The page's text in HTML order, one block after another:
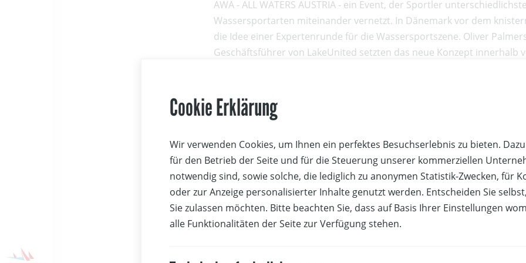
AWA - ALL WATERS AUSTRIA - ein Event, der Sportler
Wassersportarten miteinander vernetzt. In Dänemark vor dem
die Idee einer Expertenrunde für die Wassersportszene. Oliver
Geschäftsführer von LakeUnited setzten das neue Konzept innerhalb
Ziel ist es, Wassersportler aus den verschiedensten Bereiche - Segeln,
einen regen Austausch zueinander zu bringen. Bei der ersten
gleich sieben Expertinnen und Experten der Wassersportszene am
Wochenende für abwechslungsreiches Programm. Lorena Abicht
emotionalen Einblick in die Welt des 49er FX-Segelns und die
wesentlichen Beitrag bei. Karl-Heinz Kristen ging in einem auf
Verletzungsverhütung auch auf den Jugendsegelsport ein, womit er
Bedürfnisse sämtlicher Wassersportler abgriff. Über 80 Interessierte
Cookie Erklärung
Wir verwenden Cookies, um Ihnen ein perfektes Besuchserlebnis zu bieten.
für den Betrieb der Seite und für die Steuerung unserer kommerziellen
notwendig sind, sowie solche, die lediglich zu anonymen Statistik-Zwecken, für
oder zur Anzeige personalisierter Inhalte genutzt werden. Entscheiden Sie
Sie zulassen möchten. Bitte beachten Sie, dass auf Basis Ihrer Einstellungen
alle Funktionalitäten der Seite zur Verfügung stehen.